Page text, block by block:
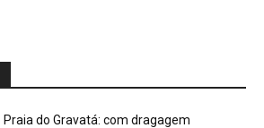
Praia do Gravatá: com dragagem